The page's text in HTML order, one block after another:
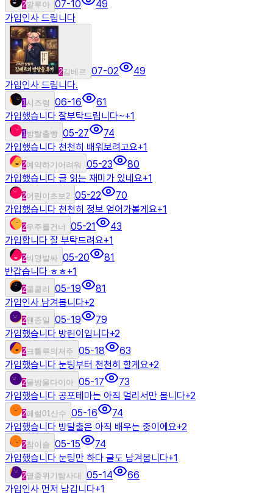
2깔루아 07-10
49
가입인사 드립니다
2김베르 07-02
49
가입인사 드립니다.
1시즈링 06-16
61
가입했습니다 잘부탁드립니다~+1
1방탈출빵 05-27
74
가입했습니다 천천히 배워보려고요+1
2예약하기어려워 05-23
80
가입했습니다 글 읽는 재미가 있네요+1
2어린이초보2 05-22
70
가입했습니다 천천히 정보 얻어가볼게요+1
2우주를건너 05-21
43
가입합니다 잘 부탁드려요+1
2비명발싸 05-20
81
반갑습니다 ㅎㅎ+1
2쿨쿨리 05-19
81
가입인사 남겨봅니다+2
2웬종일 05-19
79
가입했습니다 방린이입니다+2
2크툴루의저주 05-18
63
가입했습니다 눈팅부터 천천히 할게요+2
2물방울다이아 05-17
73
가입했습니다 공포테마는 아직 멀리서만 봅니다+2
2페럴01산수 05-16
74
가입했습니다 방탈출은 아직 배우는 중이에요+2
2참이슬 05-15
74
가입했습니다 눈팅만 하다 글도 남겨봅니다+1
2멸종위기탐사대 05-14
66
가입인사 먼저 남깁니다+1